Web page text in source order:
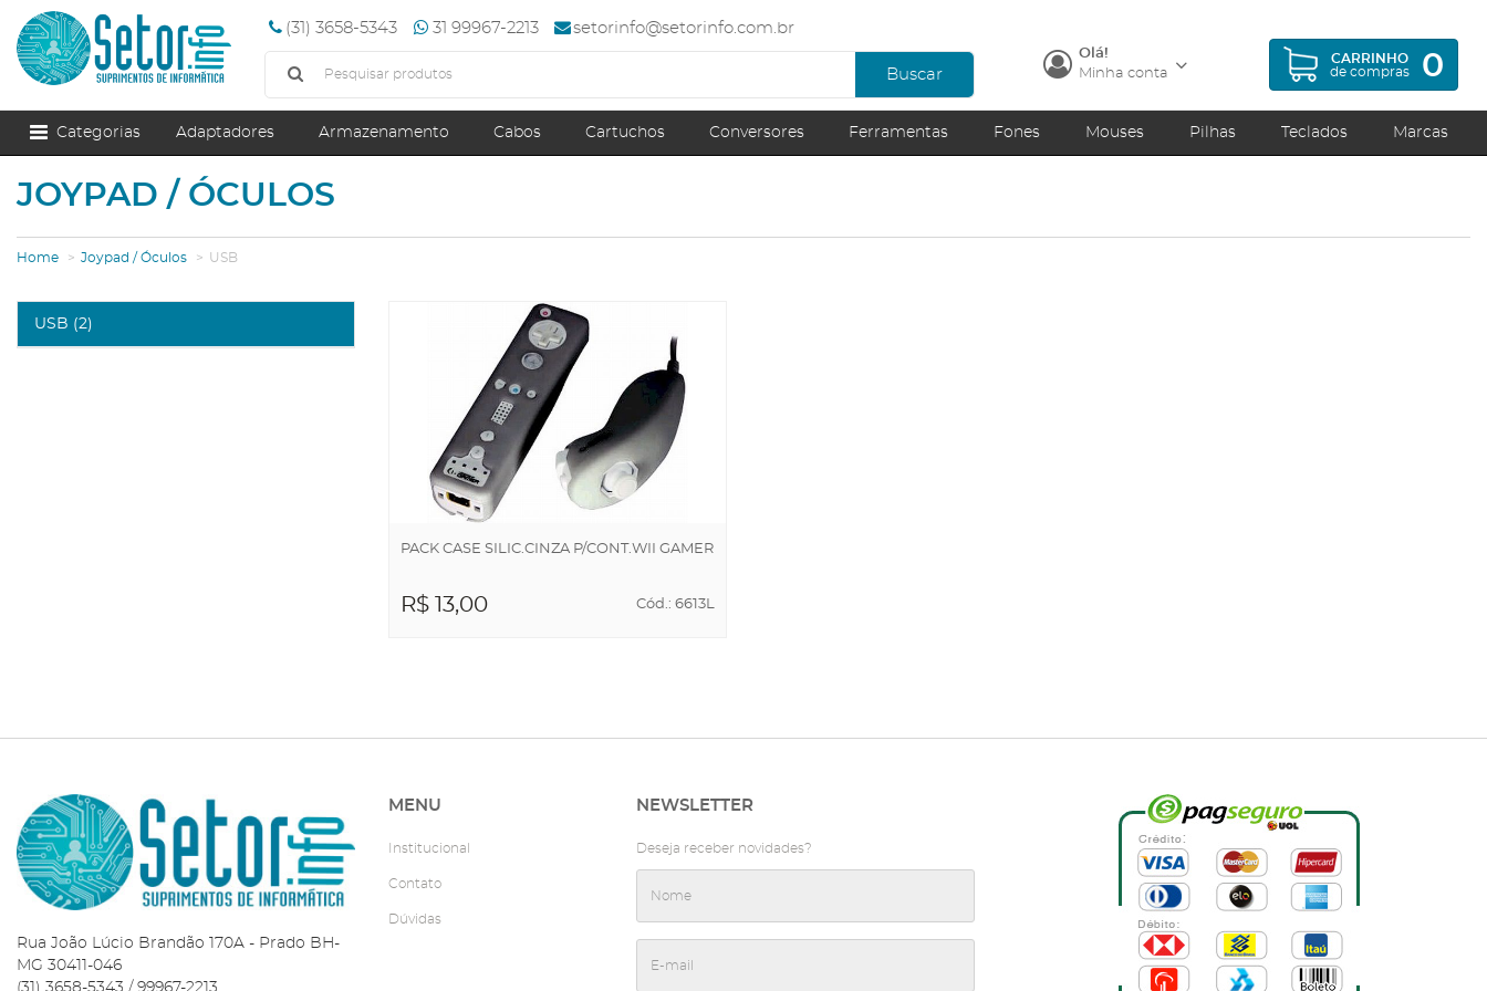
(31) 3658-5343 31 99967-2213 setorinfo@setorinfo.com.br
Buscar
Olá!
Minha conta
CARRINHO
de compras
0
Categorias Adaptadores Armazenamento Cabos Cartuchos Conversores Ferramentas Fones Mouses Pilhas Teclados Marcas
JOYPAD / ÓCULOS
Home Joypad / Óculos USB
USB (2)
PACK CASE SILIC.CINZA P/CONT.WII GAMER
R$ 13,00 Cód.: 6613L
Rua João Lúcio Brandão 170A - Prado BH-
MG 30411-046
(31) 3658-5343 / 99967-2213
MENU
Institucional
Contato
Dúvidas
NEWSLETTER
Deseja receber novidades?